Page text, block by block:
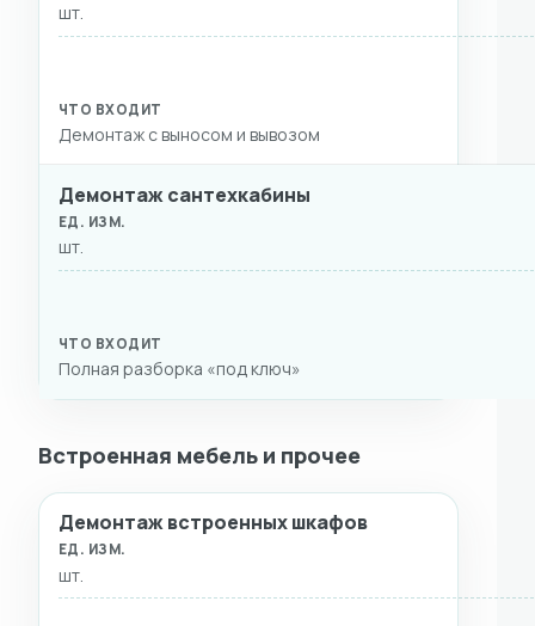
шт.
Демонтаж с выносом и вывозом
Демонтаж сантехкабины
шт.
Полная разборка «под ключ»
Встроенная мебель и прочее
ВИД РАБОТ ЕД. ИЗМ. СТОИМОСТЬ
Демонтаж встроенных шкафов
шт.